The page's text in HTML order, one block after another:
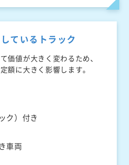
ているトラック
価値が大きく変わるため、
額に大きく影響します。
ク）付き
車両